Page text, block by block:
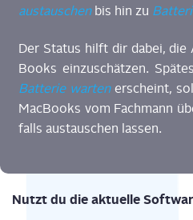
aus­tau­schen bis hin zu
Der Sta­tus hilft dir dabei,
Books ein­zu­schät­zen.
Bat­te­rie war­tenerscheint,
Mac­Books vom Fach­mann
falls aus­tau­schen las­sen.
Nutzt du die aktu­el­le